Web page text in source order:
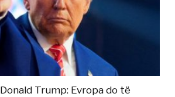
Trump: Evropa do të